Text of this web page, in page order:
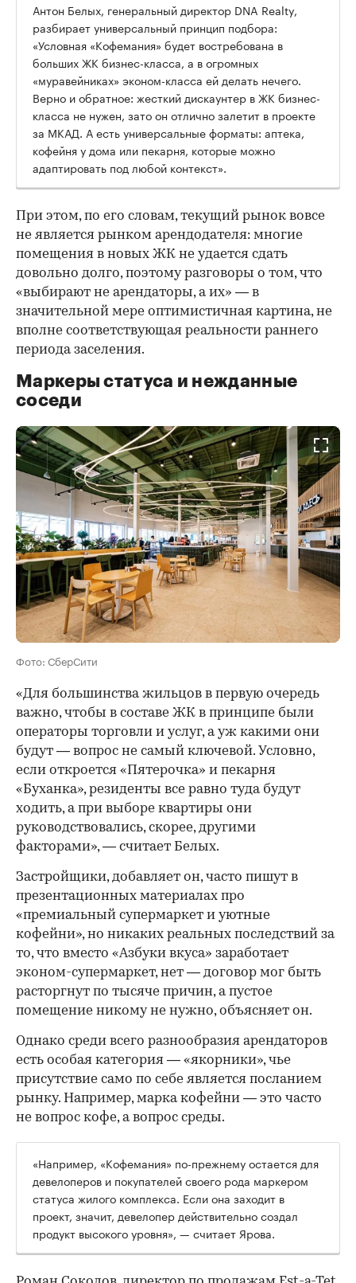
Антон Белых, генеральный директор DNA Realty,
разбирает универсальный принцип подбора:
«Условная «Кофемания» будет востребована в
больших ЖК бизнес-класса, а в огромных
«муравейниках» эконом-класса ей делать нечего.
Верно и обратное: жесткий дискаунтер в ЖК бизнес-
класса не нужен, зато он отлично залетит в проекте
за МКАД. А есть универсальные форматы: аптека,
кофейня у дома или пекарня, которые можно
адаптировать под любой контекст».
При этом, по его словам, текущий рынок вовсе
не является рынком арендодателя: многие
помещения в новых ЖК не удается сдать
довольно долго, поэтому разговоры о том, что
«выбирают не арендаторы, а их» — в
значительной мере оптимистичная картина, не
вполне соответствующая реальности раннего
периода заселения.
Маркеры статуса и нежданные
соседи
Фото: СберСити
«Для большинства жильцов в первую очередь
важно, чтобы в составе ЖК в принципе были
операторы торговли и услуг, а уж какими они
будут — вопрос не самый ключевой. Условно,
если откроется «Пятерочка» и пекарня
«Буханка», резиденты все равно туда будут
ходить, а при выборе квартиры они
руководствовались, скорее, другими
факторами», — считает Белых.
Застройщики, добавляет он, часто пишут в
презентационных материалах про
«премиальный супермаркет и уютные
кофейни», но никаких реальных последствий за
то, что вместо «Азбуки вкуса» заработает
эконом-супермаркет, нет — договор мог быть
расторгнут по тысяче причин, а пустое
помещение никому не нужно, объясняет он.
Однако среди всего разнообразия арендаторов
есть особая категория — «якорники», чье
присутствие само по себе является посланием
рынку. Например, марка кофейни — это часто
не вопрос кофе, а вопрос среды.
«Например, «Кофемания» по-прежнему остается для
девелоперов и покупателей своего рода маркером
статуса жилого комплекса. Если она заходит в
проект, значит, девелопер действительно создал
продукт высокого уровня», — считает Ярова.